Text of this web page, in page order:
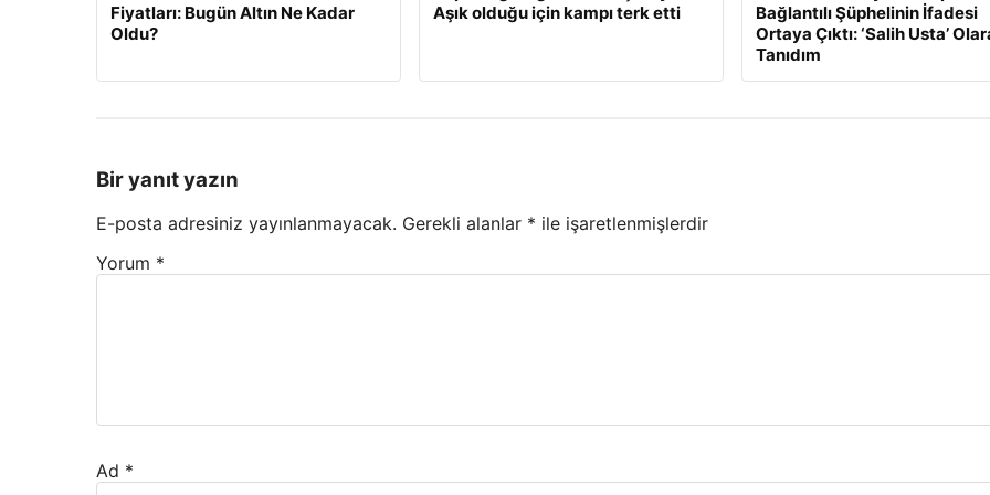
Fiyatları: Bugün Altın Ne Kadar
Oldu?
Aşık olduğu için kampı terk etti
Bağlantılı Şüphelinin İfadesi
Ortaya Çıktı: ‘Salih Usta’
Tanıdım
Bir yanıt yazın
E-posta adresiniz yayınlanmayacak. Gerekli alanlar * ile işaretlenmişlerdir
Yorum *
Ad *